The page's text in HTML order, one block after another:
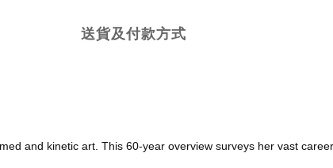
送貨及付款方式
and kinetic art. This 60-year overview surveys her vast